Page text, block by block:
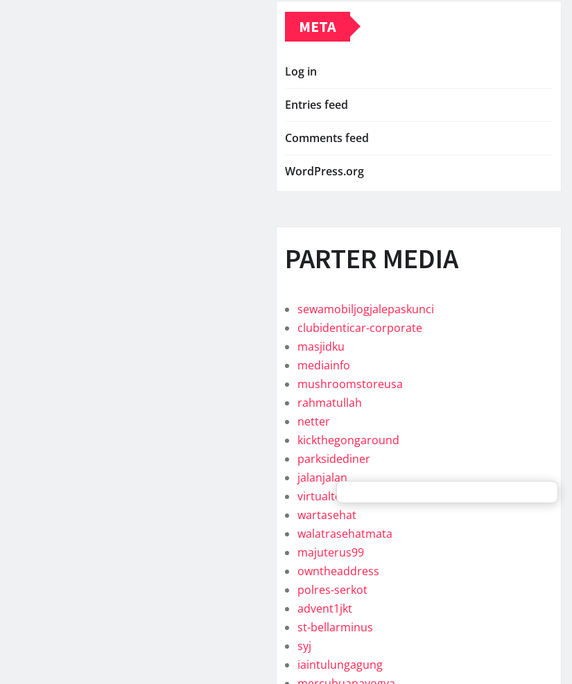
META
Log in
Entries feed
Comments feed
WordPress.org
PARTER MEDIA
sewamobiljogjalepaskunci
clubidenticar-corporate
masjidku
mediainfo
mushroomstoreusa
rahmatullah
netter
kickthegongaround
parksidediner
jalanjalan
virtualteam
wartasehat
walatrasehatmata
majuterus99
owntheaddress
polres-serkot
advent1jkt
st-bellarminus
syj
iaintulungagung